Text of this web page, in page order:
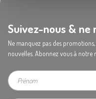
Suivez-nous & ne
Ne manquez pas des
nouvelles. Abonnez vous à notre